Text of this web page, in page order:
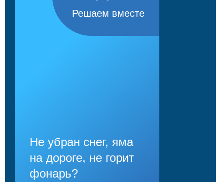
Решаем вместе
Не убран снег, яма
на дороге, не горит
фонарь?